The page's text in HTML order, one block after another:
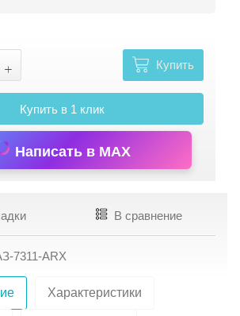
Купить
Купить в 1 клик
Написать в MAX
В сравнение
7311-ARX
Характеристики